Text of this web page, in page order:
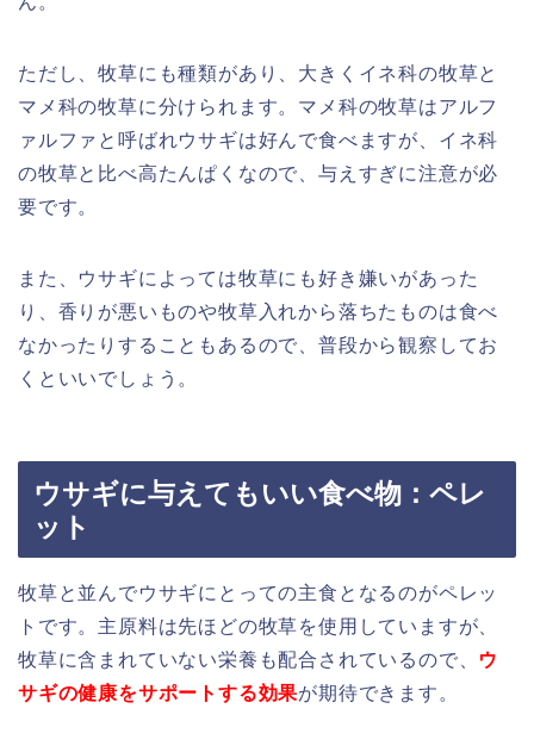
ただし、牧草にも種類があり、大きくイネ科の牧草と
マメ科の牧草に分けられます。マメ科の牧草はアルフ
ァルファと呼ばれウサギは好んで食べますが、イネ科
の牧草と比べ高たんぱくなので、与えすぎに注意が必
要です。
また、ウサギによっては牧草にも好き嫌いがあった
り、香りが悪いものや牧草入れから落ちたものは食べ
なかったりすることもあるので、普段から観察してお
くといいでしょう。
ウサギに与えてもいい食べ物：ペレ
ット
牧草と並んでウサギにとっての主食となるのがペレッ
トです。主原料は先ほどの牧草を使用していますが、
牧草に含まれていない栄養も配合されているので、 ウ
サギの健康をサポートする効果が期待できます。